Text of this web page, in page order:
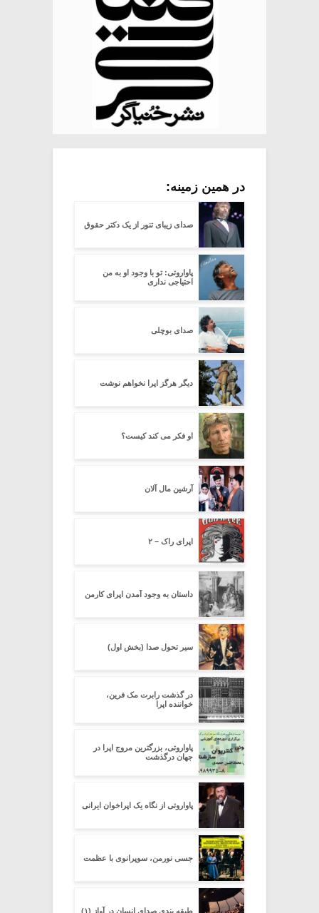
در همین زمینه:
صدای زیبای تنور از یک دکتر حقوق
پاواروتی: تو با وجود او به من
احتیاجی نداری
صدای بوچلی
دیگر هرگز اپرا نخواهم نوشت
او فکر می کند کیست؟
آرشین مال آلان
اپرای راک – ۲
داستان به وجود آمدن اپرای کارمن
سیر تحول صدا (بخش اول)
در گذشت رابرت مک فرین،
خواننده اپرا
پاواروتی، بزرگترین مروج اپرا در
جهان درگذشت
پاواروتی از نگاه یک اپراخوان ایرانی
جسی نورمن، سوپرانوی با عظمت
طبقه بندی صدای انسان در آواز (۱)